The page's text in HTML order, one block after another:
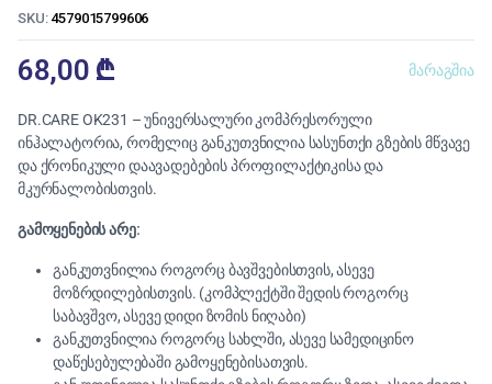
SKU: 4579015799606
68,00 ₾ მარაგშია
DR.CARE OK231 – უნივერსალური კომპრესორული
ინჰალატორია, რომელიც განკუთვნილია სასუნთქი გზების მწვავე
და ქრონიკული დაავადებების პროფილაქტიკისა და
მკურნალობისთვის.
გამოყენების არე:
განკუთვნილია როგორც ბავშვებისთვის, ასევე
მოზრდილებისთვის. (კომპლექტში შედის როგორც
საბავშვო, ასევე დიდი ზომის ნიღაბი)
განკუთვნილია როგორც სახლში, ასევე სამედიცინო
დაწესებულებაში გამოყენებისათვის.